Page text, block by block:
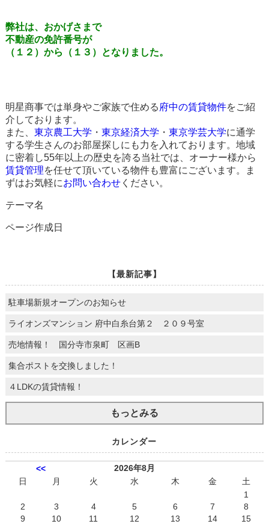
弊社は、おかげさまで
不動産の免許番号が
（１２）から（１３）となりました。
明星商事では単身やご家族で住める 府中の賃貸物件をご紹
介しております。
また、 東京農工大学 ・ 東京経済大学 ・ 東京学芸大学に通学
する学生さんのお部屋探しにも力を入れております。地域
に密着し55年以上の歴史を誇る当社では、オーナー様から
賃貸管理を任せて頂いている物件も豊富にございます。ま
ずはお気軽にお問い合わせください。
テーマ名
ページ作成日
【最新記事】
駐車場新規オープンのお知らせ
ライオンズマンション 府中白糸台第２ ２０９号室
売地情報！ 国分寺市泉町 区画B
集合ポストを交換しました！
４LDKの賃貸情報！
もっとみる
カレンダー
<<
2026年8月
日
月 火 水 木 金
土
1
2
3 4 5 6 7
8
9
10 11 12 13 14
15